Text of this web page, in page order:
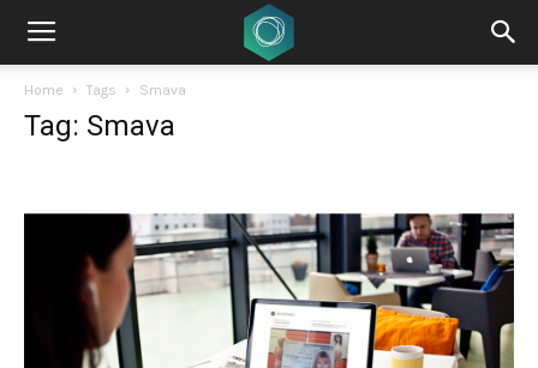
Home Tags Smava
Tag: Smava